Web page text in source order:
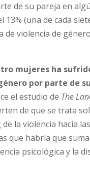
de su pareja en
13% (una de cada
de violencia de
mujeres ha
por parte de
el estudio de The
de que se trata
la violencia hacia
que habría que
psicológica y la